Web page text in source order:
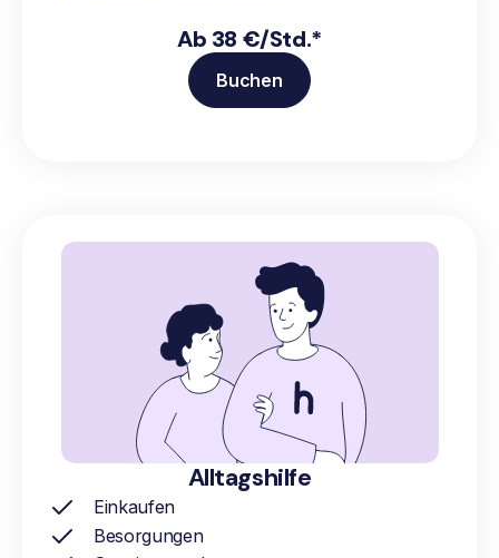
Ab 38 €/Std.*
Buchen
Alltagshilfe
Einkaufen
Besorgungen